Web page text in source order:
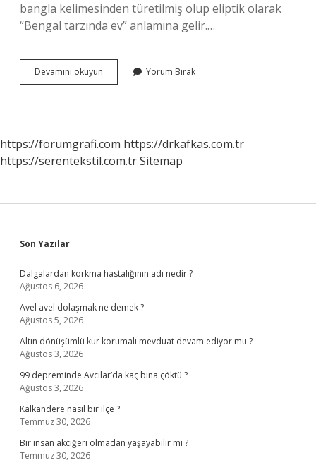
bangla kelimesinden türetilmiş olup eliptik olarak
“Bengal tarzında ev” anlamına gelir.…
Devamını okuyun Muhafazakâr
Bungalov
Yorum Bırak
https://forumgrafi.com https://drkafkas.com.tr
https://serentekstil.com.trSitemap
Sidebar
Son Yazılar
Dalgalardan korkma hastalığının adı nedir ?
Ağustos 6, 2026
Avel avel dolaşmak ne demek ?
Ağustos 5, 2026
Altın dönüşümlü kur korumalı mevduat devam ediyor mu ?
Ağustos 3, 2026
99 depreminde Avcılar’da kaç bina çöktü ?
Ağustos 3, 2026
Kalkandere nasıl bir ilçe ?
Temmuz 30, 2026
Bir insan akciğeri olmadan yaşayabilir mi ?
Temmuz 30, 2026